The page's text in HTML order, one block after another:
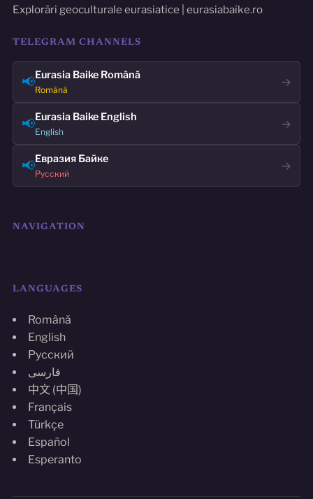
Explorări geoculturale eurasiatice | eurasiabaike.ro
TELEGRAM CHANNELS
📢Eurasia Baike Română
Română
→
📢Eurasia Baike English
English
→
📢Евразия Байке
Русский
→
NAVIGATION
LANGUAGES
Română
English
Русский
فارسی
中文 (中国)
Français
Türkçe
Español
Esperanto